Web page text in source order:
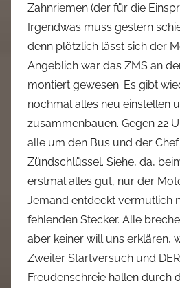
Zahnriemen (der für die
Irgendwas muss gestern
denn plötzlich lässt sich der
Angeblich war das ZMS an
montiert gewesen. Es gibt
nochmal alles neu einstellen
zusammenbauen. Gegen 22
alle um den Bus und der
Zündschlüssel. Siehe, da,
erstmal alles gut, nur der
Jemand entdeckt vermutlich
fehlenden Stecker. Alle
aber keiner will uns erklären,
Zweiter Startversuch und
Freudenschreie hallen durch